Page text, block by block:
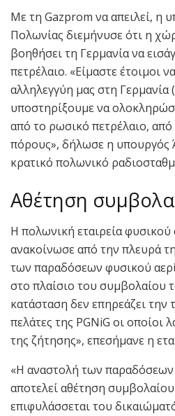
Με τη Gazprom να απειλεί, η
Πολωνίας διεμήνυσε ότι η
βοηθήσει τη Γερμανία να
πετρέλαιο. «Είμαστε έτοιμοι
αλληλεγγύη μας στη Γερμανία
υποστηρίξουμε να
από το ρωσικό πετρέλαιο,
πόρους», δήλωσε η
κρατικό πολωνικό
Αθέτηση
Η πολωνική εταιρεία φυσικού
ανακοίνωσε από την πλευρά
των παραδόσεων φυσικού
στο πλαίσιο του συμβολαίου
κατάσταση δεν επηρεάζει
πελάτες της PGNiG οι οποίοι
της ζήτησης», επεσήμανε η
«Η αναστολή των
αποτελεί αθέτηση συμβολαίου
επιφυλάσσεται του